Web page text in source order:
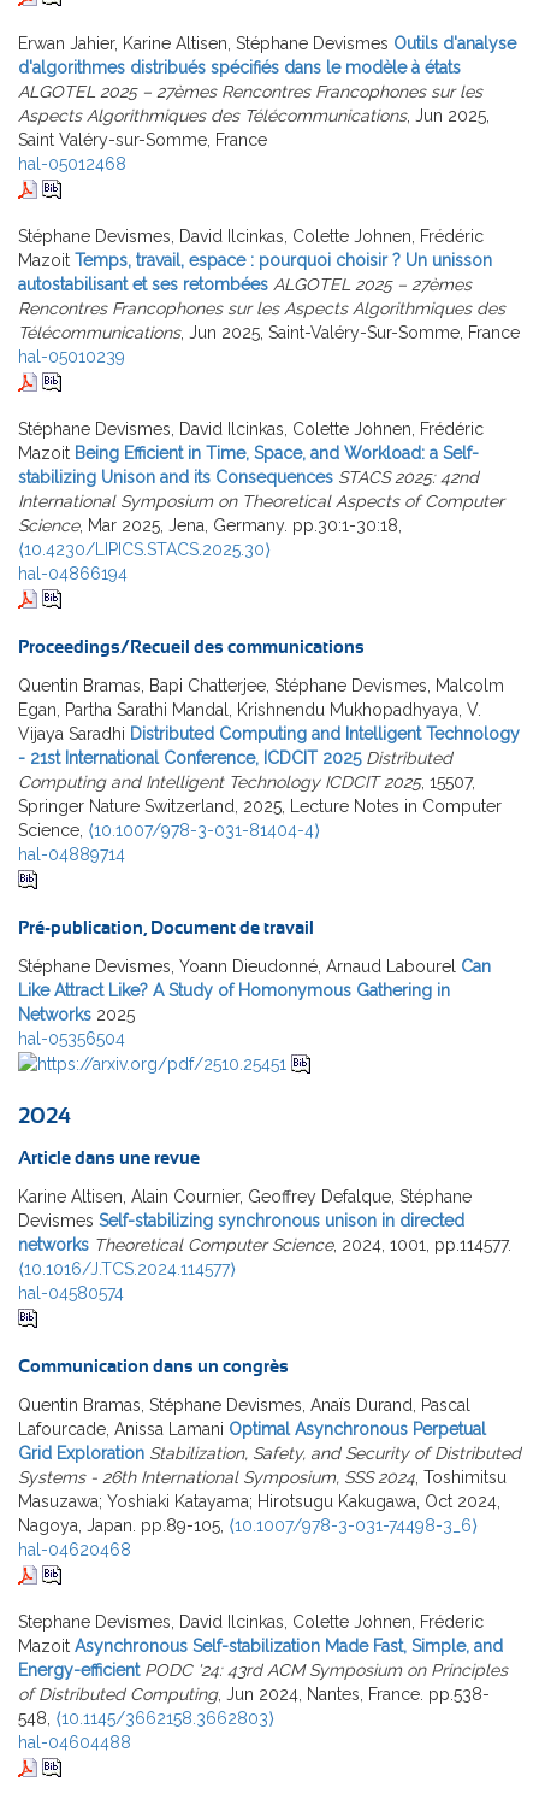
Erwan Jahier, Karine Altisen, Stéphane Devismes Outils d'analyse
d'algorithmes distribués spécifiés dans le modèle à états
ALGOTEL 2025 – 27èmes Rencontres Francophones sur les
Aspects Algorithmiques des Télécommunications, Jun 2025,
Saint Valéry-sur-Somme, France
hal-05012468
Stéphane Devismes, David Ilcinkas, Colette Johnen, Frédéric
Mazoit Temps, travail, espace : pourquoi choisir ? Un unisson
autostabilisant et ses retombées ALGOTEL 2025 – 27èmes
Rencontres Francophones sur les Aspects Algorithmiques des
Télécommunications, Jun 2025, Saint-Valéry-Sur-Somme, France
hal-05010239
Stéphane Devismes, David Ilcinkas, Colette Johnen, Frédéric
Mazoit Being Efficient in Time, Space, and Workload: a Self-
stabilizing Unison and its Consequences STACS 2025: 42nd
International Symposium on Theoretical Aspects of Computer
Science, Mar 2025, Jena, Germany. pp.30:1-30:18,
⟨10.4230/LIPICS.STACS.2025.30⟩
hal-04866194
Proceedings/Recueil des communications
Quentin Bramas, Bapi Chatterjee, Stéphane Devismes, Malcolm
Egan, Partha Sarathi Mandal, Krishnendu Mukhopadhyaya, V.
Vijaya Saradhi Distributed Computing and Intelligent Technology
- 21st International Conference, ICDCIT 2025 Distributed
Computing and Intelligent Technology ICDCIT 2025, 15507,
Springer Nature Switzerland, 2025, Lecture Notes in Computer
Science, ⟨10.1007/978-3-031-81404-4⟩
hal-04889714
Pré-publication, Document de travail
Stéphane Devismes, Yoann Dieudonné, Arnaud Labourel Can
Like Attract Like? A Study of Homonymous Gathering in
Networks 2025
hal-05356504
2024
Article dans une revue
Karine Altisen, Alain Cournier, Geoffrey Defalque, Stéphane
Devismes Self-stabilizing synchronous unison in directed
networks Theoretical Computer Science, 2024, 1001, pp.114577.
⟨10.1016/J.TCS.2024.114577⟩
hal-04580574
Communication dans un congrès
Quentin Bramas, Stéphane Devismes, Anaïs Durand, Pascal
Lafourcade, Anissa Lamani Optimal Asynchronous Perpetual
Grid Exploration Stabilization, Safety, and Security of Distributed
Systems - 26th International Symposium, SSS 2024 , Toshimitsu
Masuzawa; Yoshiaki Katayama; Hirotsugu Kakugawa, Oct 2024,
Nagoya, Japan. pp.89-105, ⟨10.1007/978-3-031-74498-3_6⟩
hal-04620468
Stephane Devismes, David Ilcinkas, Colette Johnen, Fréderic
Mazoit Asynchronous Self-stabilization Made Fast, Simple, and
Energy-efficient PODC '24: 43rd ACM Symposium on Principles
of Distributed Computing, Jun 2024, Nantes, France. pp.538-
548, ⟨10.1145/3662158.3662803⟩
hal-04604488